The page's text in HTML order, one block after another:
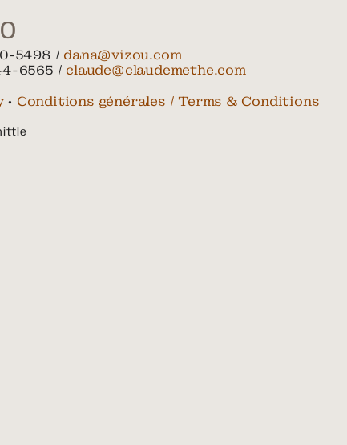
5498 / dana@vizou.com
6565 / claude@claudemethe.com
• Conditions générales / Terms & Conditions